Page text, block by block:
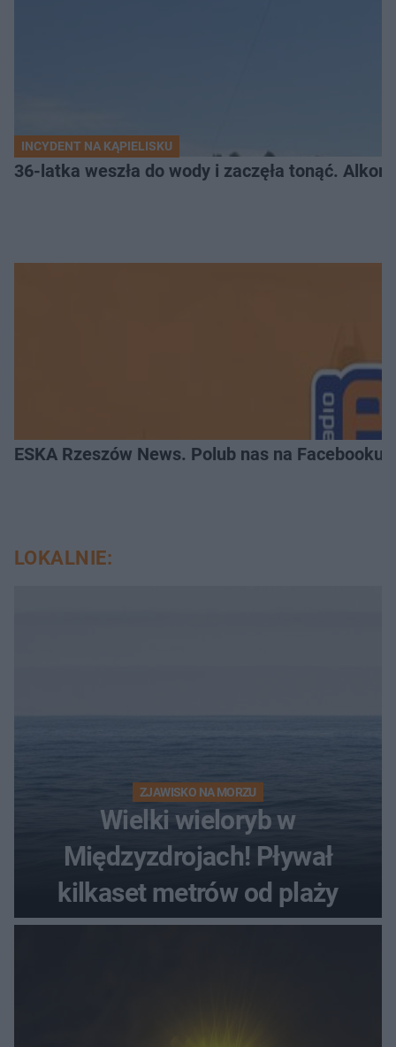
INCYDENT NA KĄPIELISKU
36-latka weszła do wody i zaczęła tonąć.
ESKA Rzeszów News. Polub nas na Facebooku!
LOKALNIE:
ZJAWISKO NA MORZU
Wielki wieloryb w
Międzyzdrojach! Pływał
kilkaset metrów od plaży